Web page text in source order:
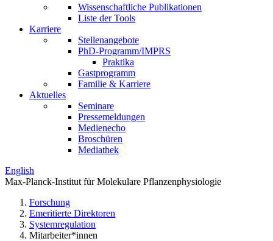
Wissenschaftliche Publikationen
Liste der Tools
Karriere
Stellenangebote
PhD-Programm/IMPRS
Praktika
Gastprogramm
Familie & Karriere
Aktuelles
Seminare
Pressemeldungen
Medienecho
Broschüren
Mediathek
English
Max-Planck-Institut für Molekulare Pflanzenphysiologie
Forschung
Emeritierte Direktoren
Systemregulation
Mitarbeiter*innen